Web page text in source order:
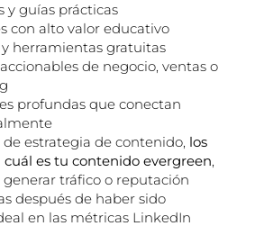
y guías prácticas
con alto valor educativo
herramientas gratuitas
de negocio, ventas o
profundas que conectan
estrategia de contenido, los
cuál es tu contenido evergreen,
tráfico o reputación
después de haber sido
en las métricas LinkedIn